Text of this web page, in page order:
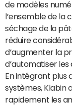
de modèles
l’ensemble de la
séchage de la
réduire
d’augmenter la
d’automatiser
En intégrant plus
systèmes, Klabin
rapidement les